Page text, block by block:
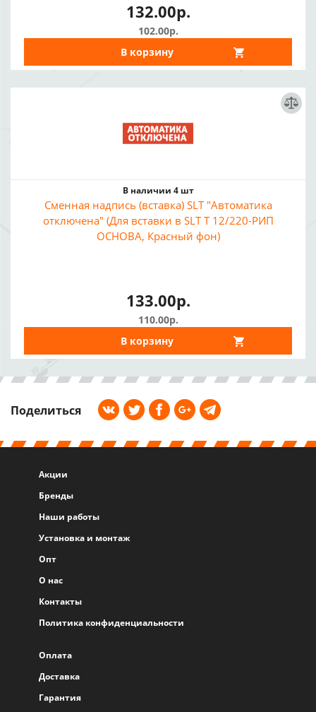
132.00р.
102.00р.
В корзину
В наличии 4 шт
Сменная надпись (вставка) SLT "Автоматика
отключена" (Для вставки в SLT Т 12/220-РИП
ОСНОВА, Красный фон)
133.00р.
110.00р.
В корзину
Поделиться
Акции
Бренды
Наши работы
Установка и монтаж
Опт
О нас
Контакты
Политика конфиденциальности
Оплата
Доставка
Гарантия